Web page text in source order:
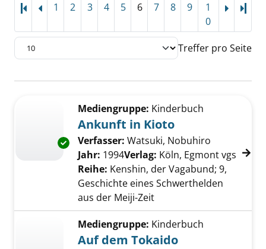
1 2 3 4 5 6 7 8 9
1
0
Treffer pro Seite
Zu den Suchfiltern springen
Exemplar-Details von Ankunft in Kioto
Mediengruppe: Kinderbuch
Ankunft in Kioto
Verfasser: Watsuki, Nobuhiro
Jahr: 1994Verlag: Köln, Egmont vgs
Reihe: Kenshin, der Vagabund; 9,
Geschichte eines Schwerthelden
aus der Meiji-Zeit
Mediengruppe: Kinderbuch
Auf dem Tokaido